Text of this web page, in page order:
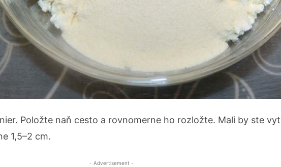
Položte naň cesto a rovnomerne ho rozložte. Mali by ste
1,5–2 cm.
- Advertisement -